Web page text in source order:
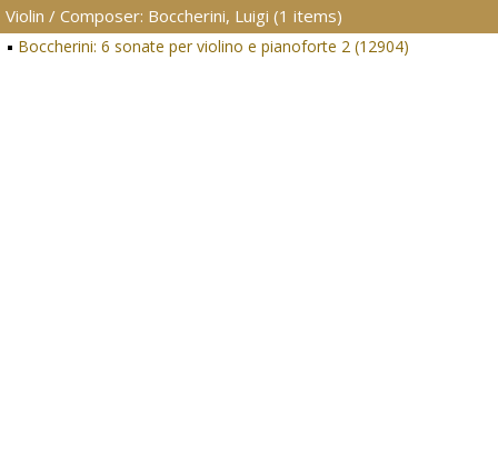
Violin / Composer: Boccherini, Luigi (1 items)
Boccherini: 6 sonate per violino e pianoforte 2 (12904)